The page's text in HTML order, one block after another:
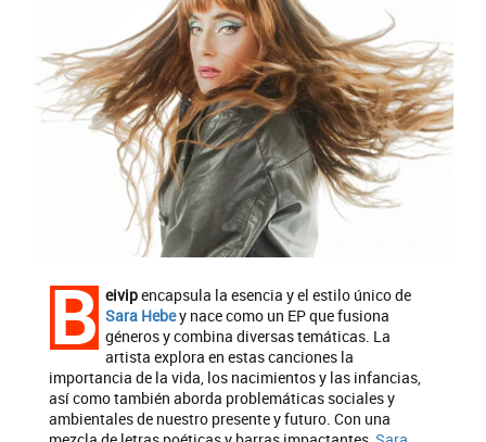
B eivipencapsula la esencia y el estilo único de
Sara Hebey nace como un EP que fusiona
géneros y combina diversas temáticas. La
artista explora en estas canciones la
importancia de la vida, los nacimientos y las infancias,
así como también aborda problemáticas sociales y
ambientales de nuestro presente y futuro. Con una